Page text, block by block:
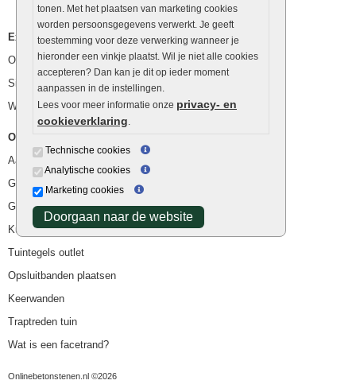
tonen. Met het plaatsen van marketing cookies
worden persoonsgegevens verwerkt. Je geeft
toestemming voor deze verwerking wanneer je
hieronder een vinkje plaatst. Wil je niet alle cookies
accepteren? Dan kan je dit op ieder moment
aanpassen in de instellingen.
Lees voor meer informatie onze privacy- en
cookieverklaring.
Technische cookies
Analytische cookies
Marketing cookies
Doorgaan naar de website
Extra benodigdheden
Ophoogzand
Siergrind en siersplit
Waterafvoer
Overig
Aanbiedingen
Goedkope bestrating
Goedkope tuintegels
Kunstgras
Tuintegels outlet
Opsluitbanden plaatsen
Keerwanden
Traptreden tuin
Wat is een facetrand?
Onlinebetonstenen.nl ©2026